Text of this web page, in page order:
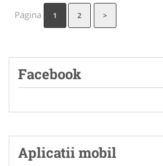
Pagina 1 2 >
Facebook
Aplicatii mobil